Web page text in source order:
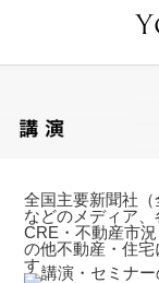
全国主要新聞社
などのメディア、
CRE・不動産市
の他不動産・住
す。